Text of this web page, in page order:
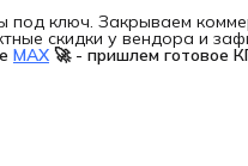
под ключ. Закрываем
скидки у вендора и
MAX 🚀 - пришлем готовое